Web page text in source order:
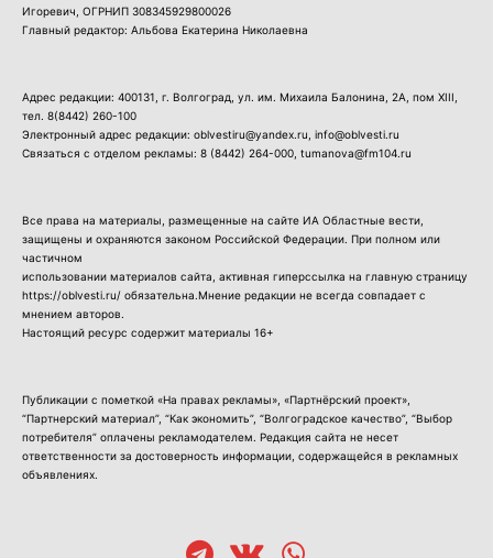
Игоревич, ОГРНИП 308345929800026
Главный редактор: Альбова Екатерина Николаевна
Адрес редакции: 400131, г. Волгоград, ул. им. Михаила Балонина, 2А, пом XIII,
тел. 8(8442) 260-100
Электронный адрес редакции: oblvestiru@yandex.ru, info@oblvesti.ru
Связаться с отделом рекламы: 8 (8442) 264-000 , tumanova@fm104.ru
Все права на материалы, размещенные на сайте ИА Областные вести,
защищены и охраняются законом Российской Федерации. При полном или
частичном
использовании материалов сайта, активная гиперссылка на главную страницу
https://oblvesti.ru/ обязательна.Мнение редакции не всегда совпадает с
мнением авторов.
Настоящий ресурс содержит материалы 16+
Публикации с пометкой «На правах рекламы», «Партнёрский проект»,
“Партнерский материал”, “Как экономить”, “Волгоградское качество”, “Выбор
потребителя” оплачены рекламодателем. Редакция сайта не несет
ответственности за достоверность информации, содержащейся в рекламных
объявлениях.